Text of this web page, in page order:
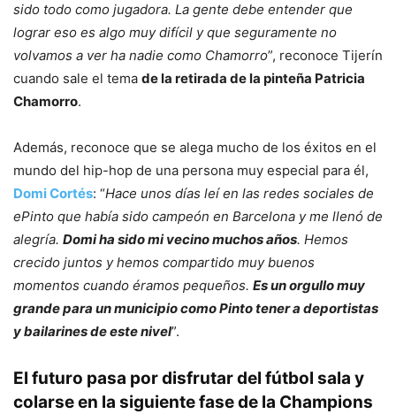
sido todo como jugadora. La gente debe entender que
lograr eso es algo muy difícil y que seguramente no
volvamos a ver ha nadie como Chamorro”, reconoce Tijerín
cuando sale el tema de la retirada de la pinteña Patricia
Chamorro.
Además, reconoce que se alega mucho de los éxitos en el
mundo del hip-hop de una persona muy especial para él,
Domi Cortés: “Hace unos días leí en las redes sociales de
ePinto que había sido campeón en Barcelona y me llenó de
alegría. Domi ha sido mi vecino muchos años. Hemos
crecido juntos y hemos compartido muy buenos
momentos cuando éramos pequeños. Es un orgullo muy
grande para un municipio como Pinto tener a deportistas
y bailarines de este nivel”.
El futuro pasa por disfrutar del fútbol sala y
colarse en la siguiente fase de la Champions